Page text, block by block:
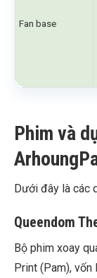
Fan base
Phim và
Dưới đây là các
Queendom
Bộ phim xoay
Print (Pam),